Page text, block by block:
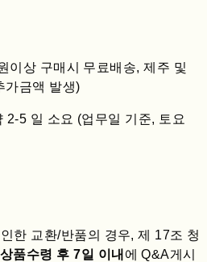
이상 구매시 무료배송, 제주 및
가금액 발생)
2-5 일 소요 (업무일 기준, 토요
한 교환/반품의 경우, 제 17조 청
상품수령 후 7일 이내 에 Q&A게시